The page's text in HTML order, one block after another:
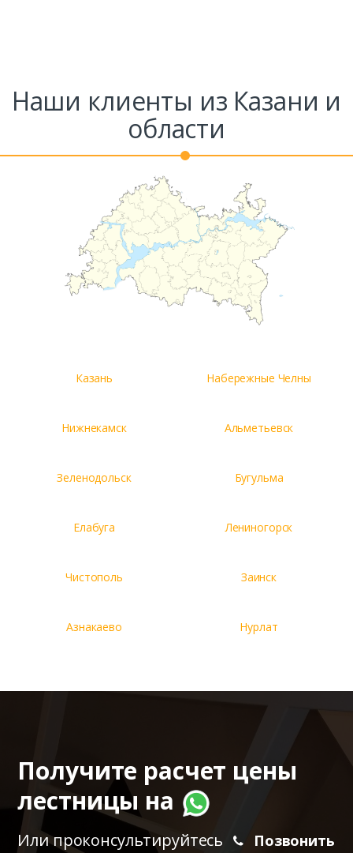
Наши клиенты из Казани и
области
Казань Набережные Челны
Нижнекамск Альметьевск
Зеленодольск Бугульма
Елабуга Лениногорск
Чистополь Заинск
Азнакаево Нурлат
Получите расчет цены
лестницы на
Или проконсультируйтесь Позвонить